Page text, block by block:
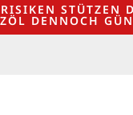
STÜTZEN
DENNOCH